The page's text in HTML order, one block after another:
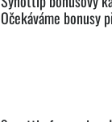
Očekáváme bonusy